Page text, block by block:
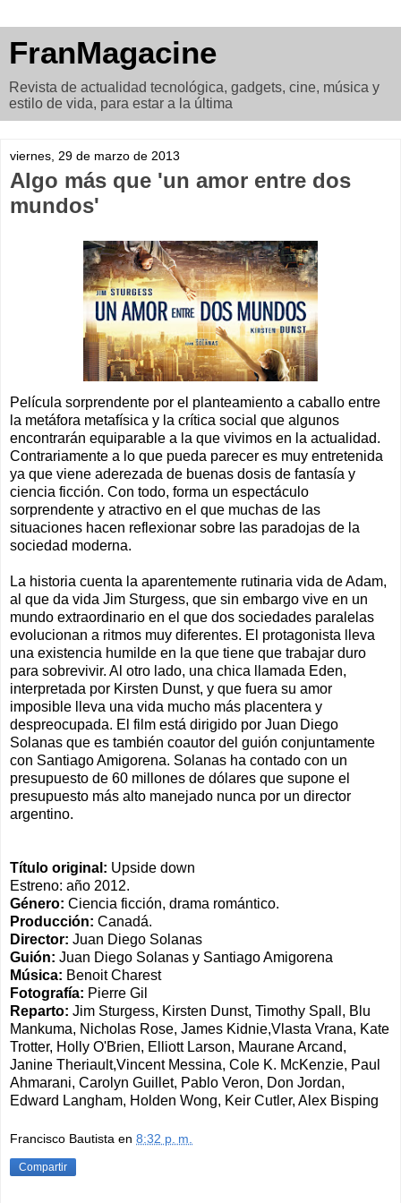
FranMagacine
Revista de actualidad tecnológica, gadgets, cine, música y
estilo de vida, para estar a la última
viernes, 29 de marzo de 2013
Algo más que 'un amor entre dos
mundos'
Película sorprendente por el planteamiento a caballo entre
la metáfora metafísica y la crítica social que algunos
encontrarán equiparable a la que vivimos en la actualidad.
Contrariamente a lo que pueda parecer es muy entretenida
ya que viene aderezada de buenas dosis de fantasía y
ciencia ficción. Con todo, forma un espectáculo
sorprendente y atractivo en el que muchas de las
situaciones hacen reflexionar sobre las paradojas de la
sociedad moderna.
La historia cuenta la aparentemente rutinaria vida de Adam,
al que da vida Jim Sturgess, que sin embargo vive en un
mundo extraordinario en el que dos sociedades paralelas
evolucionan a ritmos muy diferentes. El protagonista lleva
una existencia humilde en la que tiene que trabajar duro
para sobrevivir. Al otro lado, una chica llamada Eden,
interpretada por Kirsten Dunst, y que fuera su amor
imposible lleva una vida mucho más placentera y
despreocupada. El film está dirigido por Juan Diego
Solanas que es también coautor del guión conjuntamente
con Santiago Amigorena. Solanas ha contado con un
presupuesto de 60 millones de dólares que supone el
presupuesto más alto manejado nunca por un director
argentino.
Título original: Upside down
Estreno: año 2012.
Género: Ciencia ficción, drama romántico.
Producción: Canadá.
Director: Juan Diego Solanas
Guión: Juan Diego Solanas y Santiago Amigorena
Música: Benoit Charest
Fotografía: Pierre Gil
Reparto: Jim Sturgess, Kirsten Dunst, Timothy Spall, Blu
Mankuma, Nicholas Rose, James Kidnie,Vlasta Vrana, Kate
Trotter, Holly O'Brien, Elliott Larson, Maurane Arcand,
Janine Theriault,Vincent Messina, Cole K. McKenzie, Paul
Ahmarani, Carolyn Guillet, Pablo Veron, Don Jordan,
Edward Langham, Holden Wong, Keir Cutler, Alex Bisping
Francisco Bautista en 8:32 p. m.
Compartir